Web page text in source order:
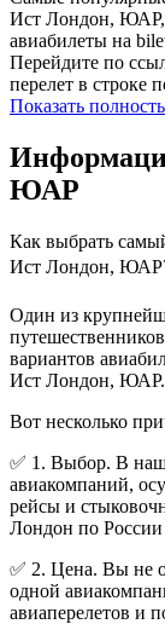
Ист Лондон, ЮАР,
авиабилеты на
Перейдите по
перелет в строке
Показать
ЮАР
Как выбрать
Ист Лондон,
Один из
вариантов
Ист Лондон, ЮАР.
Вот несколько
✅ 1. Выбор. В
авиакомпаний,
рейсы и
Лондон по России
✅ 2. Цена. Вы не
одной
авиаперелетов и